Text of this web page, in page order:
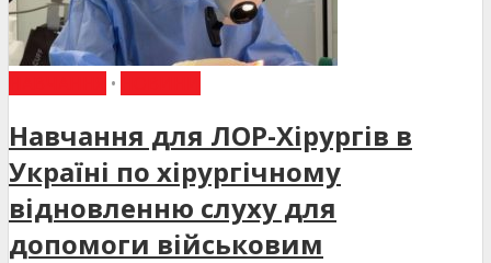
•
Навчання для ЛОР-Хірургів в
Україні по хірургічному
відновленню слуху для
допомоги військовим